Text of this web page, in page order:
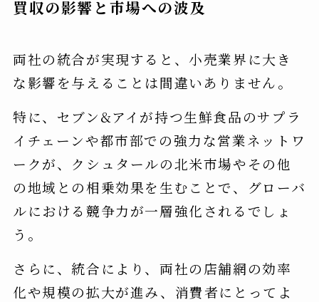
買収の影響と市場への波及
両社の統合が実現すると、小売業界に大き
な影響を与えることは間違いありません。
特に、セブン&アイが持つ生鮮食品のサプラ
イチェーンや都市部での強力な営業ネットワ
ークが、クシュタールの北米市場やその他
の地域との相乗効果を生むことで、グローバ
ルにおける競争力が一層強化されるでしょ
う。
さらに、統合により、両社の店舗網の効率
化や規模の拡大が進み、消費者にとってよ